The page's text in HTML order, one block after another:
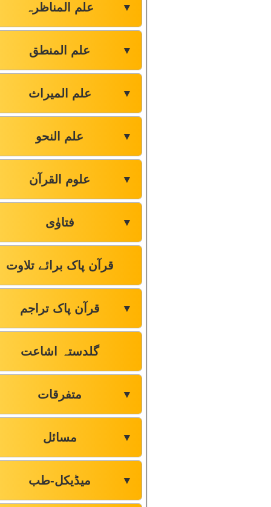
علم المناظرہ ▼
علم المنطق ▼
علم المیراث ▼
علم النحو ▼
علوم القرآن ▼
فتاوٰی ▼
قرآن پاک برائے تلاوت
قرآن پاک تراجم ▼
گلدستہ اشاعت
متفرقات ▼
مسائل ▼
میڈیکل-طب ▼